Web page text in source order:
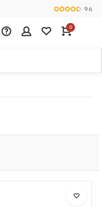
Größtes9.6
0